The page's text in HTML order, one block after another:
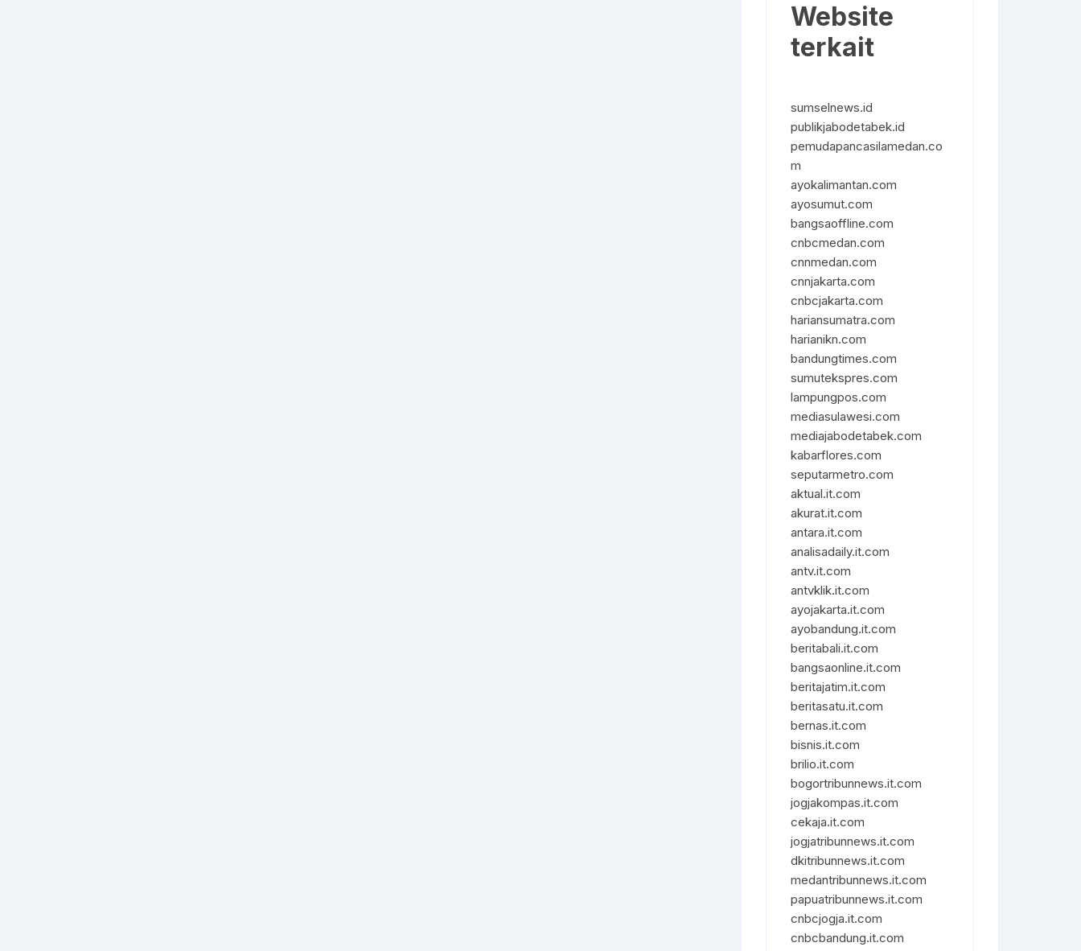
Website
terkait
sumselnews.id
publikjabodetabek.id
pemudapancasilamedan.co
m
ayokalimantan.com
ayosumut.com
bangsaoffline.com
cnbcmedan.com
cnnmedan.com
cnnjakarta.com
cnbcjakarta.com
hariansumatra.com
harianikn.com
bandungtimes.com
sumutekspres.com
lampungpos.com
mediasulawesi.com
mediajabodetabek.com
kabarflores.com
seputarmetro.com
aktual.it.com
akurat.it.com
antara.it.com
analisadaily.it.com
antv.it.com
antvklik.it.com
ayojakarta.it.com
ayobandung.it.com
beritabali.it.com
bangsaonline.it.com
beritajatim.it.com
beritasatu.it.com
bernas.it.com
bisnis.it.com
brilio.it.com
bogortribunnews.it.com
jogjakompas.it.com
cekaja.it.com
jogjatribunnews.it.com
dkitribunnews.it.com
medantribunnews.it.com
papuatribunnews.it.com
cnbcjogja.it.com
cnbcbandung.it.com